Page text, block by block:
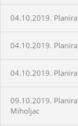
04.10.2019.
04.10.2019.
04.10.2019.
09.10.2019.
Miholjac